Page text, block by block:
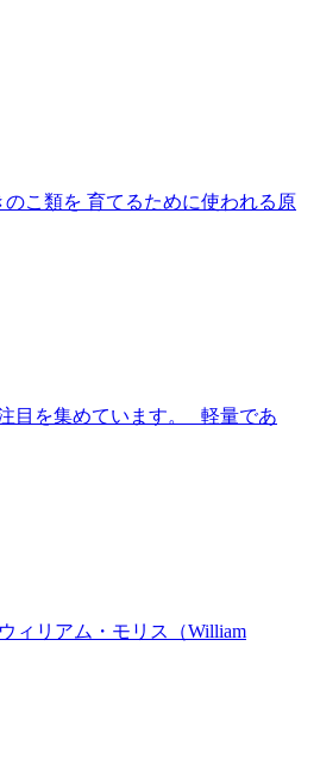
こ類を 育てるために使われる原
目を集めています。 軽量であ
ィリアム・モリス（William